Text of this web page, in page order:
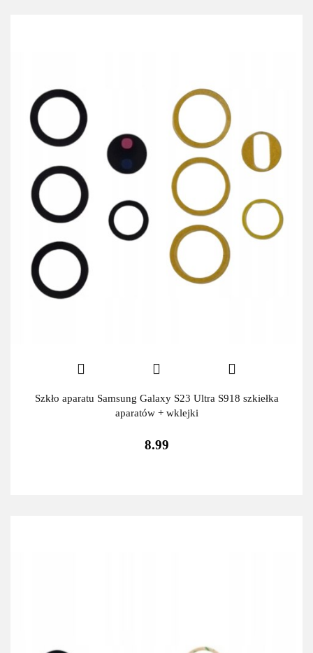
Szkło aparatu Samsung Galaxy S23 Ultra S918 szkiełka
aparatów + wklejki
8.99